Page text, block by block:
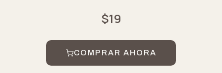
$19
COMPRAR AHORA